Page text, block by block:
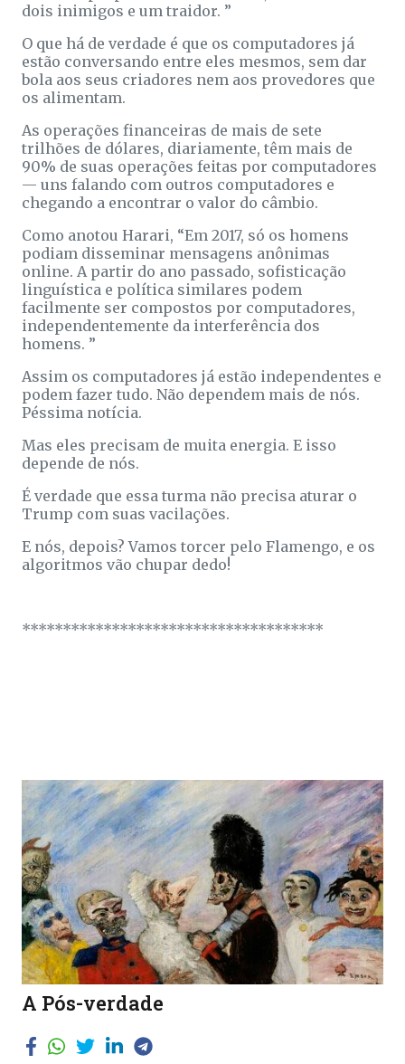
dois inimigos e um traidor. ”
O que há de verdade é que os computadores já
estão conversando entre eles mesmos, sem dar
bola aos seus criadores nem aos provedores que
os alimentam.
As operações financeiras de mais de sete
trilhões de dólares, diariamente, têm mais de
90% de suas operações feitas por computadores
— uns falando com outros computadores e
chegando a encontrar o valor do câmbio.
Como anotou Harari, “Em 2017, só os homens
podiam disseminar mensagens anônimas
online. A partir do ano passado, sofisticação
linguística e política similares podem
facilmente ser compostos por computadores,
independentemente da interferência dos
homens. ”
Assim os computadores já estão independentes e
podem fazer tudo. Não dependem mais de nós.
Péssima notícia.
Mas eles precisam de muita energia. E isso
depende de nós.
É verdade que essa turma não precisa aturar o
Trump com suas vacilações.
E nós, depois? Vamos torcer pelo Flamengo, e os
algoritmos vão chupar dedo!
*************************************
A Pós-verdade